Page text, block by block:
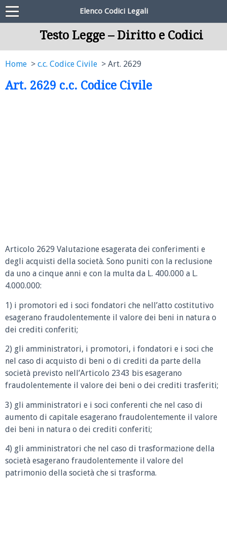
Elenco Codici Legali
Testo Legge – Diritto e Codici
Home c.c. Codice Civile Art. 2629
Art. 2629 c.c. Codice Civile
Articolo 2629 Valutazione esagerata dei conferimenti e
degli acquisti della società. Sono puniti con la reclusione
da uno a cinque anni e con la multa da L. 400.000 a L.
4.000.000:
1) i promotori ed i soci fondatori che nell’atto costitutivo
esagerano fraudolentemente il valore dei beni in natura o
dei crediti conferiti;
2) gli amministratori, i promotori, i fondatori e i soci che
nel caso di acquisto di beni o di crediti da parte della
società previsto nell’Articolo 2343 bis esagerano
fraudolentemente il valore dei beni o dei crediti trasferiti;
3) gli amministratori e i soci conferenti che nel caso di
aumento di capitale esagerano fraudolentemente il valore
dei beni in natura o dei crediti conferiti;
4) gli amministratori che nel caso di trasformazione della
società esagerano fraudolentemente il valore del
patrimonio della società che si trasforma.